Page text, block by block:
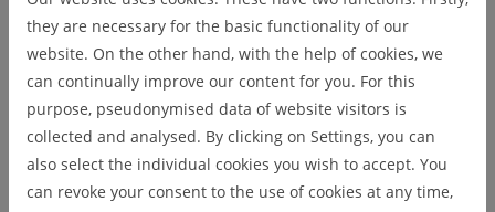
wir an dieser Stelle mit der Stadt Goslar so unkompliziert
zusammenarbeiten und das GoTEC-Tagungszentrum nutzen
können. Für den Studiengang Digital Technologies, ein
gemeinsamer Studiengang der TU Clausthal mit der Ostfalia
Hochschule in Wolfenbüttel, ist Goslar als Standort in der Mitte
ideal. Diese Konstellation schafft einen Mehrwert für alle
Beteiligten: die TU Clausthal, die Stadt Goslar, die Ostfalia und
natürlich die Studierenden, die sich in dem innovativen
they are necessary for the basic functionality of our
website. On the other hand, with the help of cookies, we
can continually improve our content for you. For this
purpose, pseudonymised data of website visitors is
collected and analysed. By clicking on Settings, you can
also select the individual cookies you wish to accept. You
can revoke your consent to the use of cookies at any time,